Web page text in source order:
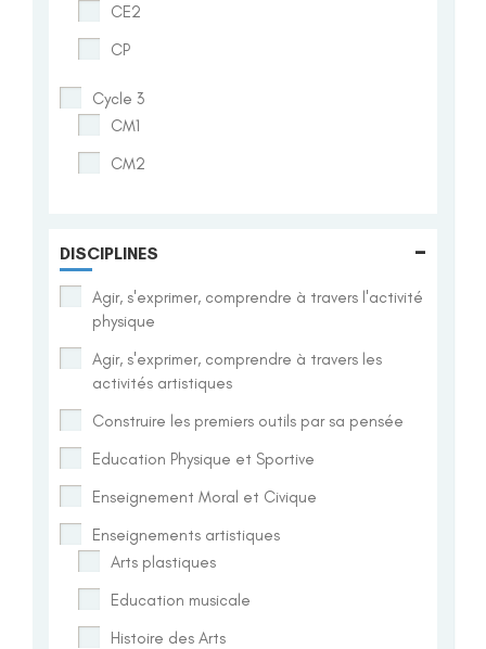
CE2
CP
Cycle 3
CM1
CM2
DISCIPLINES -
Agir, s'exprimer, comprendre à travers l'activité
physique
Agir, s'exprimer, comprendre à travers les
activités artistiques
Construire les premiers outils par sa pensée
Education Physique et Sportive
Enseignement Moral et Civique
Enseignements artistiques
Arts plastiques
Education musicale
Histoire des Arts